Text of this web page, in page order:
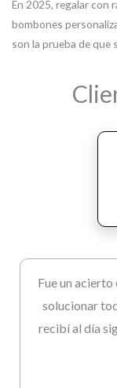
En 2025, regalar con
bombones
son la prueba de
Fue un
solucionar
recibí al día